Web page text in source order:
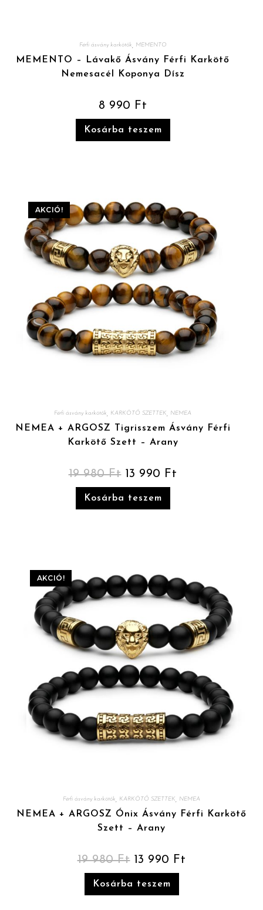
Férfi ásvány karkötők MEMENTO
MEMENTO – Lávakő Ásvány Férfi Karkötő
Nemesacél Koponya Dísz
8 990 Ft
Kosárba teszem
AKCIÓ!
Férfi ásvány karkötők KARKÖTŐ SZETTEK NEMEA
NEMEA + ARGOSZ Tigrisszem Ásvány Férfi
Karkötő Szett – Arany
19 980Ft 13 990 Ft
Kosárba teszem
AKCIÓ!
Férfi ásvány karkötők KARKÖTŐ SZETTEK NEMEA
NEMEA + ARGOSZ Ónix Ásvány Férfi Karkötő
Szett – Arany
19 980Ft 13 990 Ft
Kosárba teszem